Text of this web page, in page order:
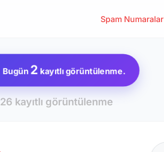
Spam Numaralar
Bugün2 kayıtlı görüntülenme.
26 kayıtlı görüntülenme